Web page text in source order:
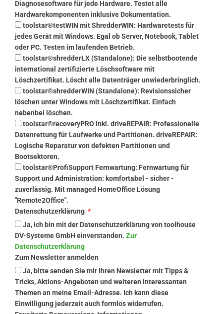
Diagnosesoftware für jede Hardware. Testet alle
Hardwarekomponenten inklusive Dokumentation.
toolstar®testWIN mit ShredderWIN: Hardwaretests für
jedes Gerät mit Windows. Egal ob Server, Notebook, Tablet
oder PC. Testen im laufenden Betrieb.
toolstar®shredderLX (Standalone): Die selbstbootende
international zertifizierte Löschsoftware mit
Löschzertifikat. Löscht alle Datenträger unwiederbringlich.
toolstar®shredderWIN (Standalone): Revisionssicher
löschen unter Windows mit Löschzertifikat. Einfach
nebenbei löschen.
toolstar®recoveryPRO inkl. driveREPAIR: Professionelle
Datenrettung für Laufwerke und Partitionen. driveREPAIR:
Logische Reparatur von defekten Partitionen und
Bootsektoren.
toolstar®ProfiSupport Fernwartung: Fernwartung für
Support und Administration: komfortabel - sicher -
zuverlässig. Mit managed HomeOffice Lösung
"Remote2Office".
Datenschutzerklärung
Ja, ich bin mit der Datenschutzerklärung von toolhouse
DV-Systeme GmbH einverstanden. Zur
Datenschutzerklärung
Zum Newsletter anmelden
Ja, bitte senden Sie mir Ihren Newsletter mit Tipps &
Tricks, Aktions-Angeboten und weiteren interessanten
Themen an meine Email-Adresse. Ich kann diese
Einwilligung jederzeit auch formlos widerrufen.